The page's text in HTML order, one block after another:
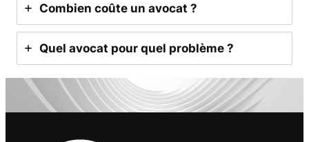
Combien coûte un avocat ?
Quel avocat pour quel problème ?